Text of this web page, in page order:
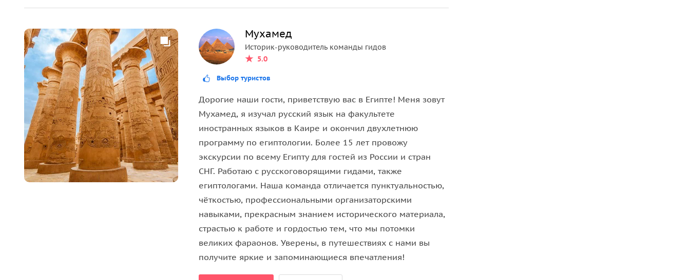
наших дней в практически первозданном виде. В храме вы увидите великолепные памятники: храм
зал с 16 колоннами, Зал Жриц и многое другое.
Абидос
Один из самых древних городов Египта находится на западном берегу Нила в провинции Сухаг в 75
км севернее Дендеры. Абидос сохранял свою ауру святости дольше, чем любой другой город Египта.
Был центром культа бога Осириса, самого любимого бога египтян и центральной фигуры главного
египетского мифа, поэтому древние благочестивые египтяне стремились совершить сюда
паломничество.
В Абидосе мы увидим:
•храм фараона Сети Первого— жемчужину храмов Древнего Египта. Строение знаменито не своими
колоссальными размерами, а рельефами и изображениями на стенах, точнее, невероятной техникой
их исполнения. По мнению множества экспертов, эти произведения искусства — лучшие во всем
Египте. Храм Сети также славится списком фараонов Египта — «Абидосским списком», где вырезаны
— самая священная гробница у древних египтян, где, по легенде,
Исида захоронила голову бога Осириса, и к которой все египтяне приходили с дарами во время
Мухамед
Историк-руководитель команды гидов
5.0
Выбор туристов
Дорогие наши гости, приветствую вас в Египте! Меня зовут
Мухамед, я изучал русский язык на факультете
иностранных языков в Каире и окончил двухлетнюю
программу по египтологии. Более 15 лет провожу
экскурсии по всему Египту для гостей из России и стран
СНГ. Работаю с русскоговорящими гидами, также
египтологами. Наша команда отличается пунктуальностью,
чёткостью, профессиональными организаторскими
навыками, прекрасным знанием исторического материала,
страстью к работе и гордостью тем, что мы потомки
великих фараонов. Уверены, в путешествиях с нами вы
получите яркие и запоминающиеся впечатления!